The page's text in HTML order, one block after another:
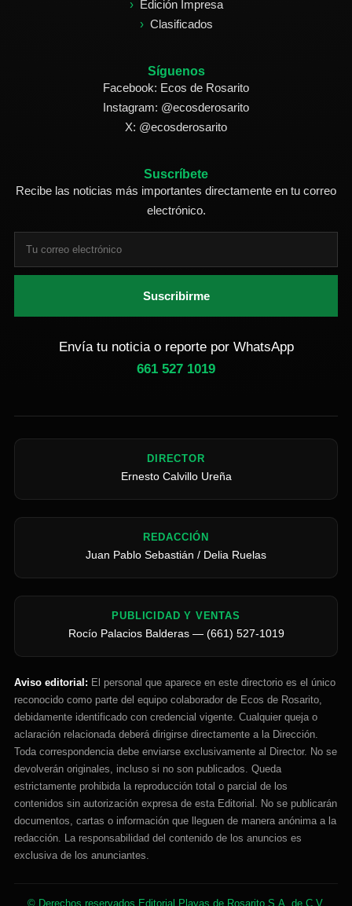
Edición Impresa
Clasificados
Síguenos
Facebook: Ecos de Rosarito
Instagram: @ecosderosarito
X: @ecosderosarito
Suscríbete
Recibe las noticias más importantes directamente en tu correo
electrónico.
Suscribirme
Envía tu noticia o reporte por WhatsApp
661 527 1019
DIRECTOR
Ernesto Calvillo Ureña
REDACCIÓN
Juan Pablo Sebastián / Delia Ruelas
PUBLICIDAD Y VENTAS
Rocío Palacios Balderas — (661) 527-1019
Aviso editorial: El personal que aparece en este directorio es el único
reconocido como parte del equipo colaborador de Ecos de Rosarito,
debidamente identificado con credencial vigente. Cualquier queja o
aclaración relacionada deberá dirigirse directamente a la Dirección.
Toda correspondencia debe enviarse exclusivamente al Director. No se
devolverán originales, incluso si no son publicados. Queda
estrictamente prohibida la reproducción total o parcial de los
contenidos sin autorización expresa de esta Editorial. No se publicarán
documentos, cartas o información que lleguen de manera anónima a la
redacción. La responsabilidad del contenido de los anuncios es
exclusiva de los anunciantes.
© Derechos reservados Editorial Playas de Rosarito S.A. de C.V.